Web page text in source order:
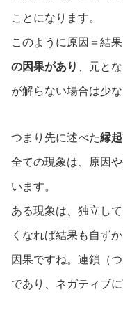
ことになります。
このように原因＝結果
の因果があり 、元と
が解らない場合は少な
つまり先に述べた縁起
全ての現象は、原因
います。
ある現象は、独立し
くなれば結果も自ず
因果ですね。連鎖（
であり、ネガティブ